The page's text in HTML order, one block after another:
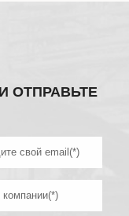
ОТПРАВЬТЕ